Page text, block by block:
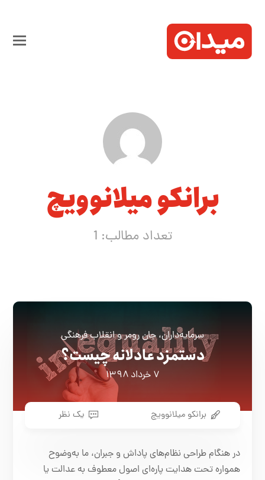
برانکو میلانوویچ
تعداد مطالب: 1
سرمایه‌داران، جان رومر و انقلاب فرهنگی
دستمزد عادلانه چیست؟
۷ خرداد ۱۳۹۸
برانکو میلانوویچ یک نظر
در هنگام طراحی نظام‌های پاداش و جبران، ما به‌وضوح
همواره تحت هدایت پاره‌ای اصول معطوف به عدالت یا